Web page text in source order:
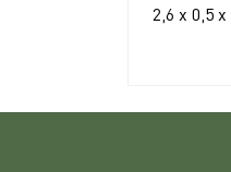
2,6 x 0,5